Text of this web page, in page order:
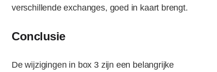
verschillende exchanges, goed in kaart brengt.
Conclusie
De wijzigingen in box 3 zijn een belangrijke